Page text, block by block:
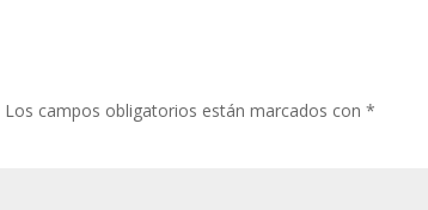
Los campos obligatorios están marcados con*